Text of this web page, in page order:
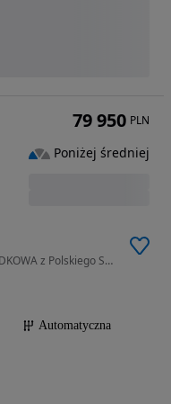
1995 cm3 • 150 KM • 2.0 Diesel BEZWYPADKOWA z Polskiego Salonu Serwisowana Faktura Vat23%
Automatyczna
79 950 PLN
Poniżej średniej